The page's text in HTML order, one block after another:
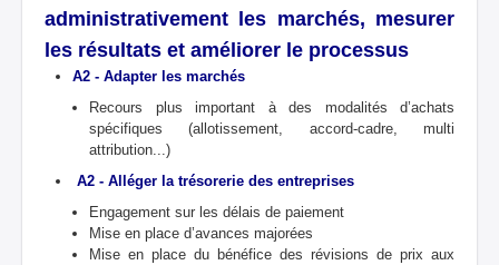
administrativement les marchés, mesurer
les résultats et améliorer le processus
A2 - Adapter les marchés
Recours plus important à des modalités d’achats
spécifiques (allotissement, accord-cadre, multi
attribution...)
A2 - Alléger la trésorerie des entreprises
Engagement sur les délais de paiement
Mise en place d’avances majorées
Mise en place du bénéfice des révisions de prix aux